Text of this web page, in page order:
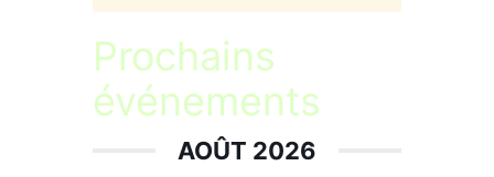
Prochains
événements
AOÛT 2026